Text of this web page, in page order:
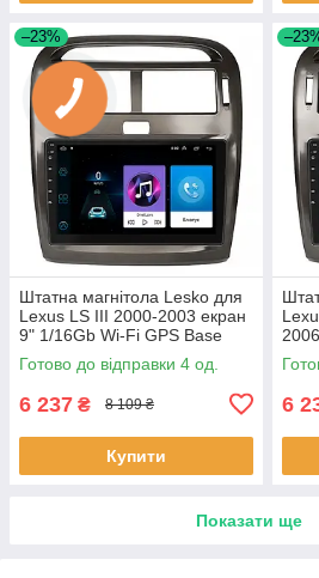
–23%
Штатна магнітола Lesko для
Lexus LS III 2000-2003 екран
9" 1/16Gb Wi-Fi GPS Base
Лексус 4 шт.
Готово до відправки 4 од.
6 237 ₴ 8 109 ₴
Купити
GPS
6
Показати ще